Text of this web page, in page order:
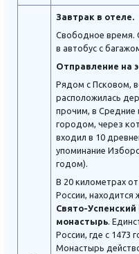
Завтрак в отеле.
Свободное время.
в автобус с
Отправление на
Рядом с Псковом,
расположилась
прочим, в Средние
городом, через
входил в 10
упоминание
годом).
В 20 километрах
России, находится
Свято-
монастырь.
России, где с 1473
Монастырь